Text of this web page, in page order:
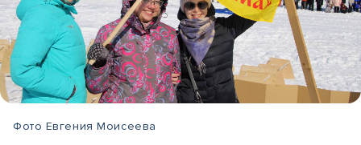
Фото Евгения Моисеева